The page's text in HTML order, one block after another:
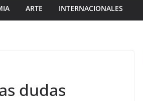
ARTE INTERNACIONALES
dudas